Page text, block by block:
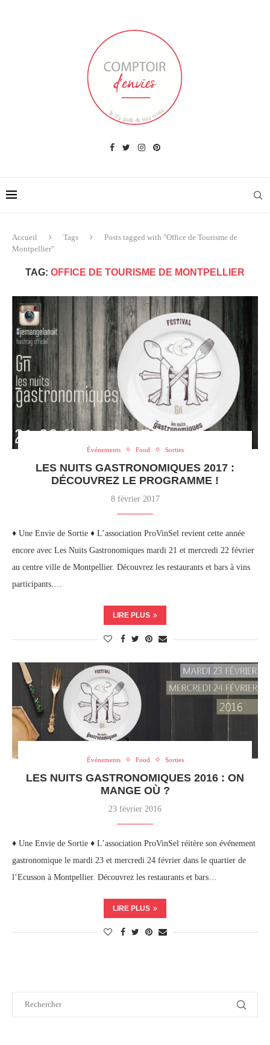
Accueil Tags
Posts tagged with "Office de Tourisme de
Montpellier"
TAG: OFFICE DE TOURISME DE MONTPELLIER
Événements Food Sorties
LES NUITS GASTRONOMIQUES 2017 :
DÉCOUVREZ LE PROGRAMME !
8 février 2017
♦ Une Envie de Sortie ♦ L’association ProVinSel revient cette année
encore avec Les Nuits Gastronomiques mardi 21 et mercredi 22 février
au centre ville de Montpellier. Découvrez les restaurants et bars à vins
participants.…
LIRE PLUS
Événements Food Sorties
LES NUITS GASTRONOMIQUES 2016 : ON
MANGE OÙ ?
23 février 2016
♦ Une Envie de Sortie ♦ L’association ProVinSel réitère son événement
gastronomique le mardi 23 et mercredi 24 février dans le quartier de
l’Ecusson à Montpellier. Découvrez les restaurants et bars…
LIRE PLUS